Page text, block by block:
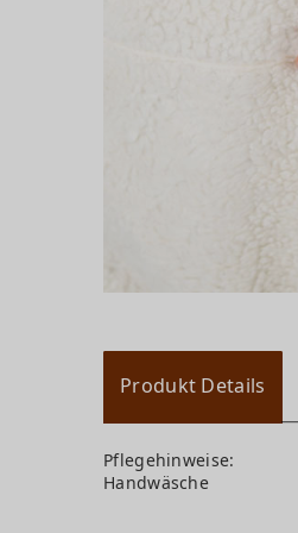
Produkt Details
Pflegehinweise:
Handwäsche